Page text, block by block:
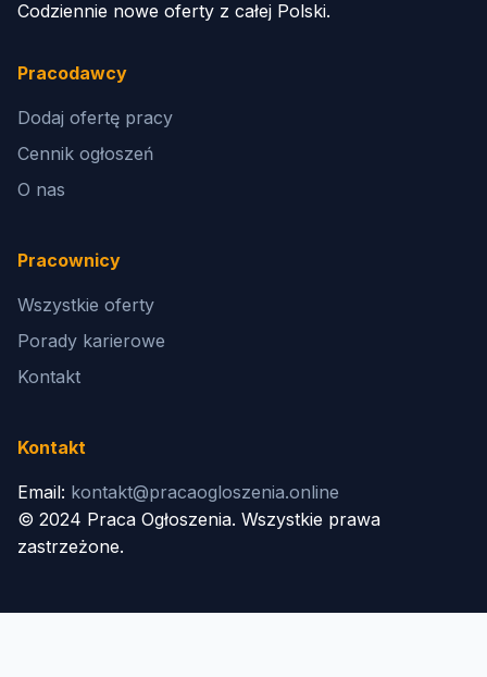
Codziennie nowe oferty z całej Polski.
Pracodawcy
Dodaj ofertę pracy
Cennik ogłoszeń
O nas
Pracownicy
Wszystkie oferty
Porady karierowe
Kontakt
Kontakt
Email: kontakt@pracaogloszenia.online
© 2024 Praca Ogłoszenia. Wszystkie prawa
zastrzeżone.